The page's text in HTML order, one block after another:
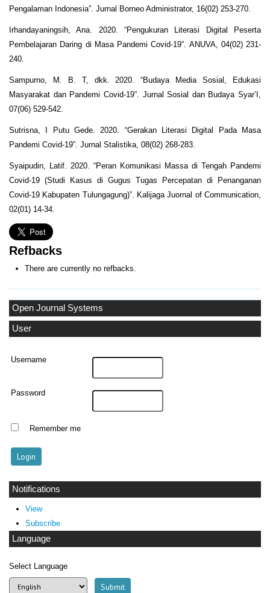
Open Journal Systems
User
Username
Password
Remember me
Notifications
View
Subscribe
Language
Select Language
Pengalaman Indonesia”. Jurnal Borneo Administrator, 16(02) 253-270.
Irhandayaningsih, Ana. 2020. “Pengukuran Literasi Digital Peserta
Pembelajaran Daring di Masa Pandemi Covid-19”. ANUVA, 04(02) 231-
240.
Sampurno, M. B. T, dkk. 2020. “Budaya Media Sosial, Edukasi
Masyarakat dan Pandemi Covid-19”. Jurnal Sosial dan Budaya Syar’I,
07(06) 529-542.
Sutrisna, I Putu Gede. 2020. “Gerakan Literasi Digital Pada Masa
Pandemi Covid-19”. Jurnal Stalistika, 08(02) 268-283.
Syaipudin, Latif. 2020. “Peran Komunikasi Massa di Tengah Pandemi
Covid-19 (Studi Kasus di Gugus Tugas Percepatan di Penanganan
Covid-19 Kabupaten Tulungagung)”. Kalijaga Juornal of Communication,
02(01) 14-34.
Refbacks
There are currently no refbacks.